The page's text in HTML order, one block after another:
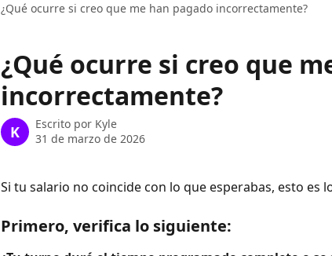
¿Qué ocurre si creo que me han pagado incorrectamente?
¿Qué ocurre si creo que
incorrectamente?
K Escrito por Kyle
31 de marzo de 2026
Si tu salario no coincide con lo que esperabas, esto es
Primero, verifica lo siguiente: